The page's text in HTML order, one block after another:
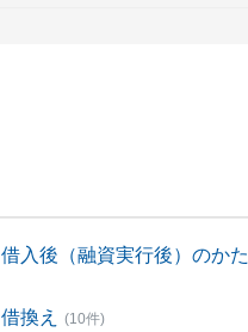
借入後（融資実行後）のかた
借換え (10件)